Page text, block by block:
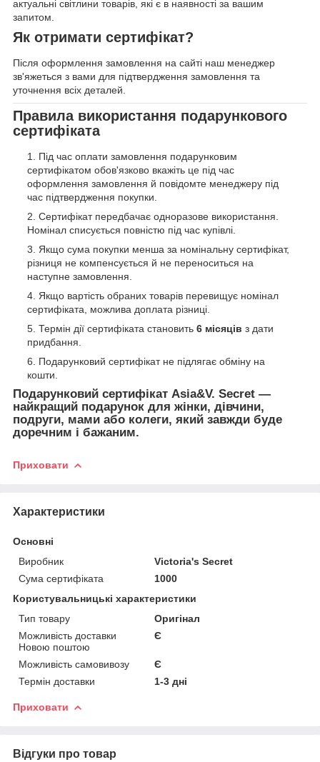
актуальні світлини товарів, які є в наявності за вашим
запитом.
Як отримати сертифікат?
Після оформлення замовлення на сайті наш менеджер
зв'яжеться з вами для підтвердження замовлення та
уточнення всіх деталей.
Правила використання подарункового
сертифіката
Під час оплати замовлення подарунковим
сертифікатом обов'язково вкажіть це під час
оформлення замовлення й повідомте менеджеру під
час підтвердження покупки.
Сертифікат передбачає одноразове використання.
Номінал списується повністю під час купівлі.
Якщо сума покупки менша за номінальну сертифікат,
різниця не компенсується й не переноситься на
наступне замовлення.
Якщо вартість обраних товарів перевищує номінал
сертифіката, можлива доплата різниці.
Термін дії сертифіката становить 6 місяців з дати
придбання.
Подарунковий сертифікат не підлягає обміну на
кошти.
Подарунковий сертифікат Asia&V. Secret —
найкращий подарунок для жінки, дівчини,
подруги, мами або колеги, який завжди буде
доречним і бажаним.
Приховати
Характеристики
Основні
Виробник
Victoria's Secret
Сума сертифіката
1000
Користувальницькі характеристики
Тип товару
Оригінал
Можливість доставки
Новою поштою
Є
Можливість самовивозу
Є
Термін доставки
1-3 дні
Приховати
Відгуки про товар